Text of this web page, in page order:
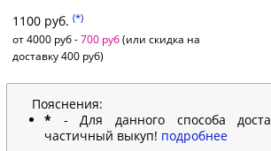
1100 руб. (*)
от 4000 руб -700 руб(или скидка на
доставку 400 руб)
Пояснения:
* - Для данного способа
частичный выкуп! подробнее